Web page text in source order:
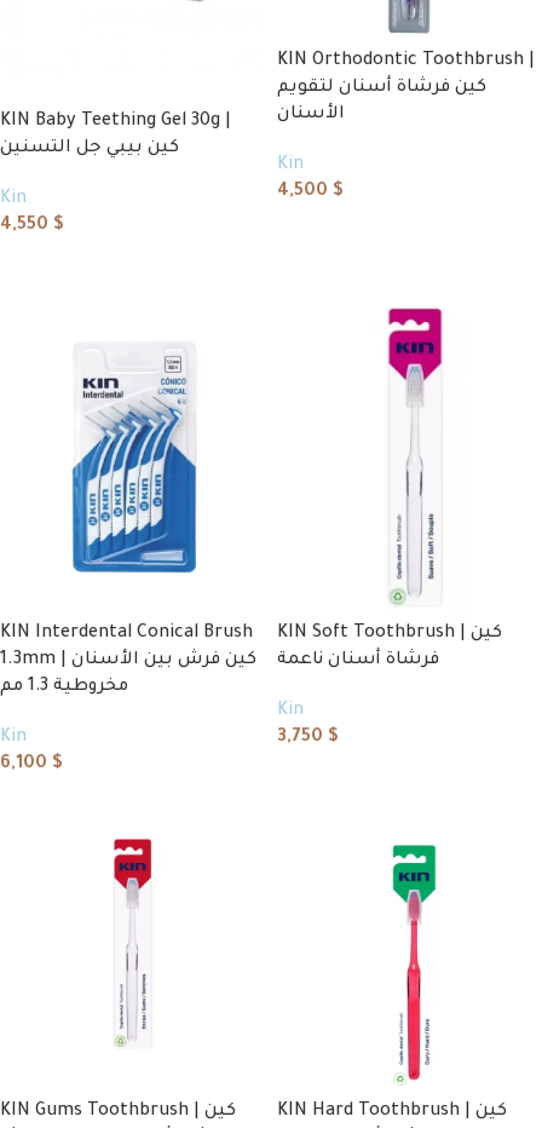
KIN Baby Teething Gel 30g |
كين بيبي جل التسنين
Kin
4,550 $
KIN Orthodontic Toothbrush |
كين فرشاة أسنان لتقويم
الأسنان
Kin
4,500 $
KIN Interdental Conical Brush
1.3mm | كين فرش بين الأسنان
مخروطية 1.3 مم
Kin
6,100 $
KIN Soft Toothbrush | كين
فرشاة أسنان ناعمة
Kin
3,750 $
KIN Gums Toothbrush | كين
KIN Hard Toothbrush | كين